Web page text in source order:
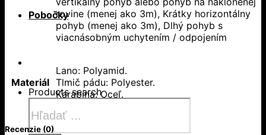
Pobočky
Products search
rovine (menej ako 3m), Krátky horizontálny
pohyb (menej ako 3m), Dlhý pohyb s
viacnásobným uchytením / odpojením
Materiál
Lano: Polyamid.
Tlmič pádu: Polyester.
Karabína: Oceľ.
Recenzie (0)